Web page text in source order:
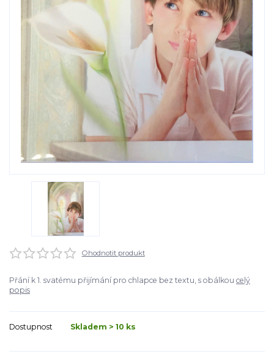
Ohodnotit produkt
Přání k 1. svatému přijímání pro chlapce bez textu, s obálkou celý
popis
Dostupnost Skladem > 10 ks